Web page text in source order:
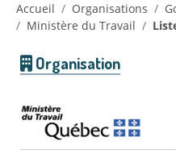
Accueil Organisations
Ministère du Travail
Organisation